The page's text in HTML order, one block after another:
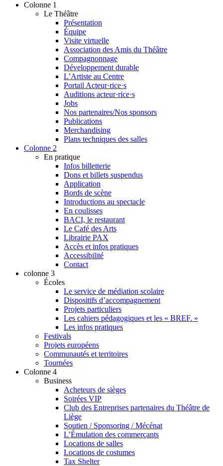
Colonne 1
Le Théâtre
Présentation
Équipe
Visite virtuelle
Association des Amis du Théâtre
Compagnonnage
Développement durable
L’Artiste au Centre
Portail Acteur·rice·s
Auditions acteur·rice·s
Jobs
Nos partenaires/Nos sponsors
Publications
Merchandising
Plans techniques des salles
Colonne 2
En pratique
Infos billetterie
Dons et billets suspendus
Application
Bords de scène
Introductions au spectacle
En coulisses
BACI, le restaurant
Le Café des Arts
Librairie PAX
Accès et infos pratiques
Accessibilité
Contact
colonne 3
Écoles
Le service de médiation scolaire
Dispositifs d’accompagnement
Projets particuliers
Les cahiers pédagogiques et les « BREF. »
Les infos pratiques
Festivals
Projets européens
Communautés et territoires
Tournées
Colonne 4
Business
Acheteurs de sièges
Soirées VIP
Club des Entreprises partenaires du Théâtre de
Liège
Soutien / Sponsoring / Mécénat
L’Émulation des commerçants
Locations de salles
Locations de costumes
Tax Shelter